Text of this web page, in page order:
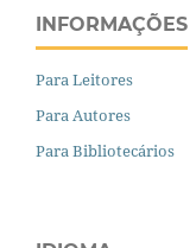
INFORMAÇÕES
Para Leitores
Para Autores
Para Bibliotecários